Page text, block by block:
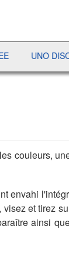
DISCO
couleurs,
envahi
et tirez
ainsi